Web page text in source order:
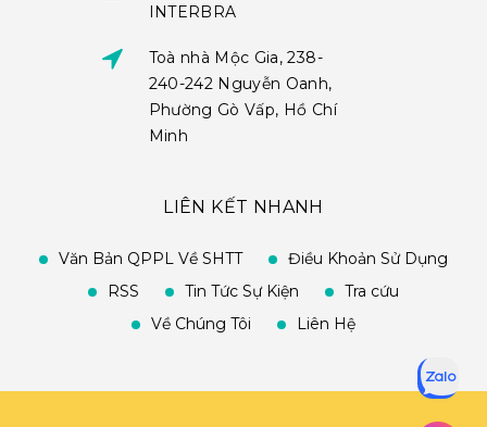
INTERBRA
Toà nhà Mộc Gia, 238-
240-242 Nguyễn Oanh,
Phường Gò Vấp, Hồ Chí
Minh
LIÊN KẾT NHANH
Văn Bản QPPL Về SHTT
Điều Khoản Sử Dụng
RSS
Tin Tức Sự Kiện
Tra cứu
Về Chúng Tôi
Liên Hệ